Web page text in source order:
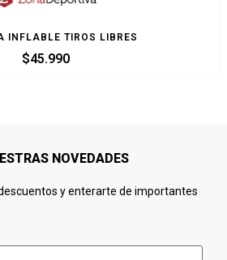
INFLABLE TIROS LIBRES
$45.990
NOVEDADES
y enterarte de importantes